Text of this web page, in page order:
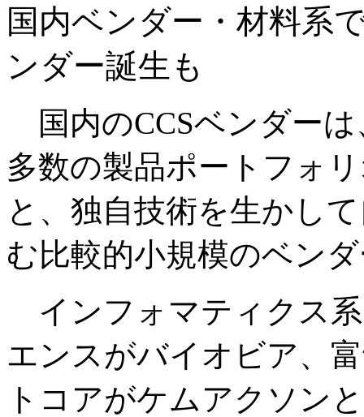
国内ベンダー・材料系
ンダー誕生も
国内のCCSベンダー
多数の製品ポートフォ
と、独自技術を生かし
む比較的小規模のベン
インフォマティクス
エンスがバイオビア、
トコアがケムアクソン